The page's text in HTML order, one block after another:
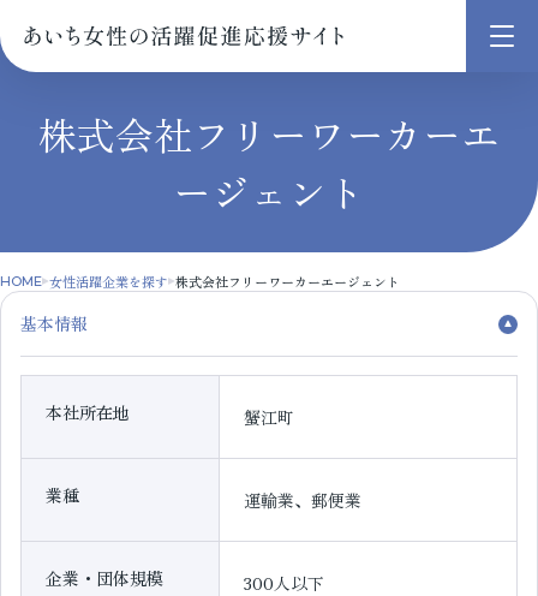
メ
く
株式会社フリーワーカーエ
ージェント
HOME 女性活躍企業を探す 株式会社フリーワーカーエージェント
基本情報
本社所在地 蟹江町
業種 運輸業、郵便業
企業・団体規模 300人以下